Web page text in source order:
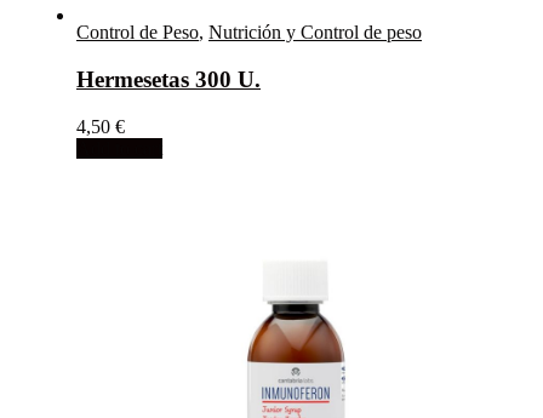
Control de Peso, Nutrición y Control de peso
Hermesetas 300 U.
4,50 €